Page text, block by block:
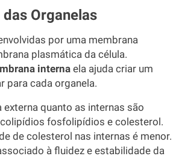
Organelas
por uma membrana
plasmática da célula.
interna ela ajuda criar um
para cada organela.
externa quanto as internas são
fosfolipídios e colesterol.
de colesterol nas internas é menor.
à fluidez e estabilidade da